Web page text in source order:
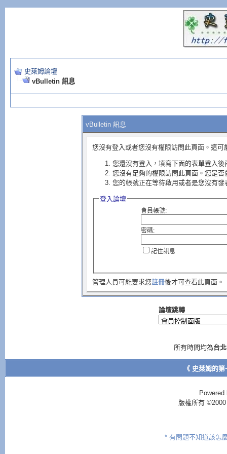
史萊姆論壇
vBulletin 訊息
vBulletin 訊息
您沒有登入或者您沒有權限訪問此頁面。這可
您還沒有登入，填寫下面的表單登入後
您沒有足夠的權限訪問此頁面。您是
您的帳號正在等待啟用或者是您沒有發
登入論壇
會員帳號:
密碼:
記住訊息
管理人員可能要求您註冊後才可查看此頁面。
論壇跳轉
所有時間均為台
《 史萊姆的
版權所有
* 有問題不知道該怎